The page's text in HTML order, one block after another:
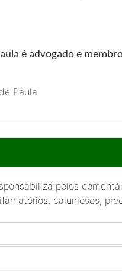
é advogado e
Paula
pelos
caluniosos,